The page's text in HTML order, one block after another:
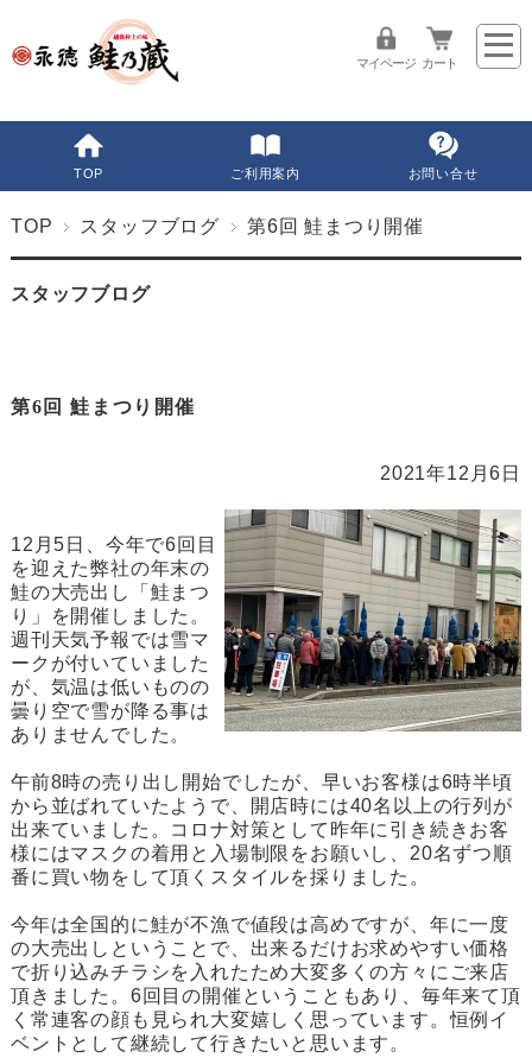
マイページ カート
TOP ご利用案内 お問い合せ
TOP スタッフブログ 第6回 鮭まつり開催
スタッフブログ
第6回 鮭まつり開催
2021年12月6日
12月5日、今年で6回目
を迎えた弊社の年末の
鮭の大売出し「鮭まつ
り」を開催しました。
週刊天気予報では雪マ
ークが付いていました
が、気温は低いものの
曇り空で雪が降る事は
ありませんでした。
午前8時の売り出し開始でしたが、早いお客様は6時半頃
から並ばれていたようで、開店時には40名以上の行列が
出来ていました。コロナ対策として昨年に引き続きお客
様にはマスクの着用と入場制限をお願いし、20名ずつ順
番に買い物をして頂くスタイルを採りました。
今年は全国的に鮭が不漁で値段は高めですが、年に一度
の大売出しということで、出来るだけお求めやすい価格
で折り込みチラシを入れたため大変多くの方々にご来店
頂きました。6回目の開催ということもあり、毎年来て頂
く常連客の顔も見られ大変嬉しく思っています。恒例イ
ベントとして継続して行きたいと思います。